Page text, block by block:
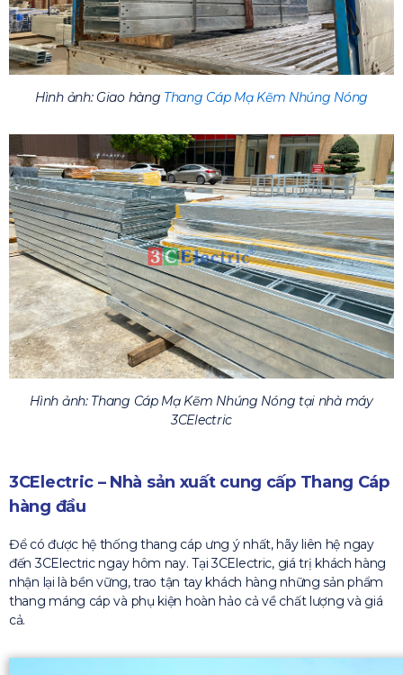
Hình ảnh: Giao hàng Thang Cáp Mạ Kẽm Nhúng Nóng
Hình ảnh: Thang Cáp Mạ Kẽm Nhúng Nóng tại nhà máy
3CElectric
3CElectric – Nhà sản xuất cung cấp Thang Cáp
hàng đầu
Để có được hệ thống thang cáp ưng ý nhất, hãy liên hệ ngay
đến 3CElectric ngay hôm nay. Tại 3CElectric, giá trị khách hàng
nhận lại là bền vững, trao tận tay khách hàng những sản phẩm
thang máng cáp và phụ kiện hoàn hảo cả về chất lượng và giá
cả.